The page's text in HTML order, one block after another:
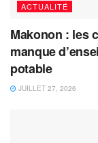
ACTUALITÉ
Makonon : les
manque
potable
JUILLET 27, 2026